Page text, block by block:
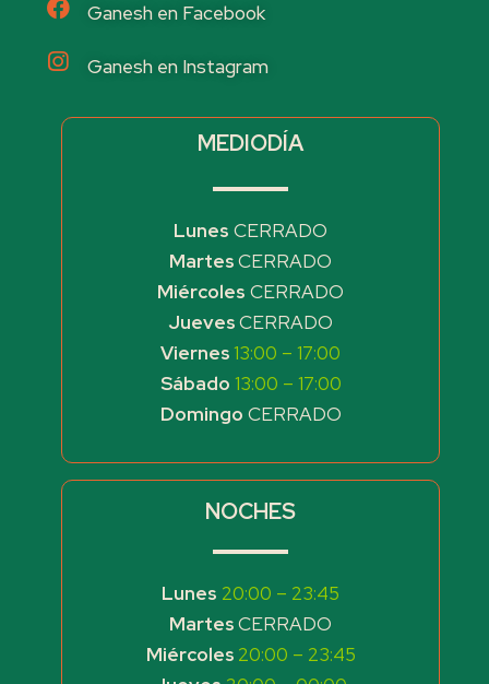
Ganesh en Facebook
Ganesh en Instagram
MEDIODÍA
Lunes CERRADO
MartesCERRADO
Miércoles CERRADO
JuevesCERRADO
Viernes13:00 – 17:00
Sábado 13:00 – 17:00
Domingo CERRADO
NOCHES
Lunes 20:00 – 23:45
MartesCERRADO
Miércoles 20:00 – 23:45